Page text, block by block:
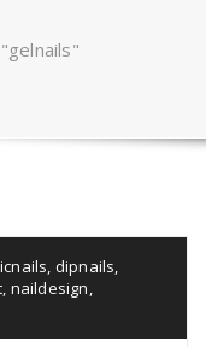
dipnails
naildesign